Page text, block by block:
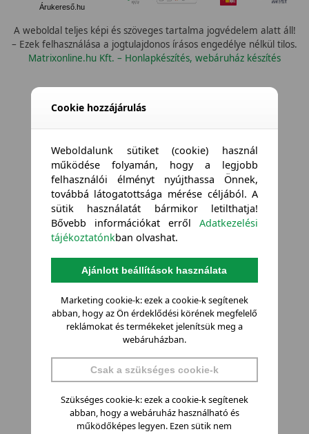
Árukereső.hu
A weboldal teljes képi és szöveges tartalma jogvédelem alatt áll!
– Ezek felhasználása a jogtulajdonos írásos engedélye nélkül tilos.
Matrixonline.hu Kft. – Honlapkészítés, webáruház készítés
Cookie hozzájárulás
Weboldalunk sütiket (cookie) használ
működése folyamán, hogy a legjobb
felhasználói élményt nyújthassa Önnek,
továbbá látogatottsága mérése céljából. A
sütik használatát bármikor letilthatja!
Bővebb információkat errőlAdatkezelési
tájékoztatónkban olvashat.
Ajánlott beállítások használata
Marketing cookie-k: ezek a cookie-k segítenek
abban, hogy az Ön érdeklődési körének megfelelő
reklámokat és termékeket jelenítsük meg a
webáruházban.
Csak a szükséges cookie-k
Szükséges cookie-k: ezek a cookie-k segítenek
abban, hogy a webáruház használható és
működőképes legyen. Ezen sütik nem